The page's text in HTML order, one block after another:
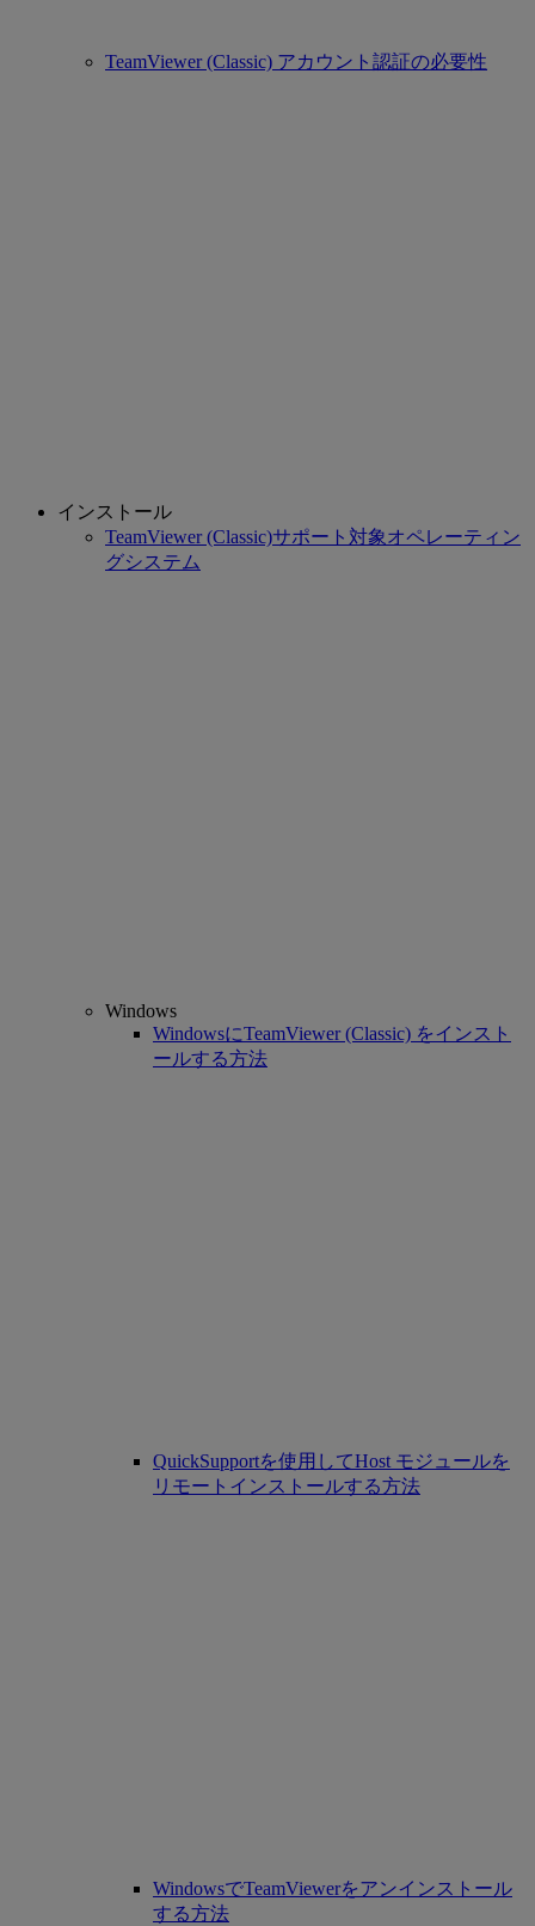
TeamViewer (Classic) アカウント認証の必要性
インストール
TeamViewer (Classic)サポート対象オペレーティン
グシステム
Windows
WindowsにTeamViewer (Classic) をインスト
ールする方法
QuickSupportを使用してHost モジュールを
リモートインストールする方法
WindowsでTeamViewerをアンインストール
する方法